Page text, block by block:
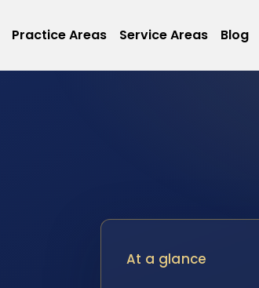
Practice Areas Service Areas Blog
At a glance